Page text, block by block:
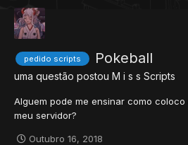
FALANDO QUE O EFEI...
pedido scripts Pokeball
uma questão postou M i s s Scripts
Alguem pode me ensinar como
meu servidor?
Outubro 16, 2018